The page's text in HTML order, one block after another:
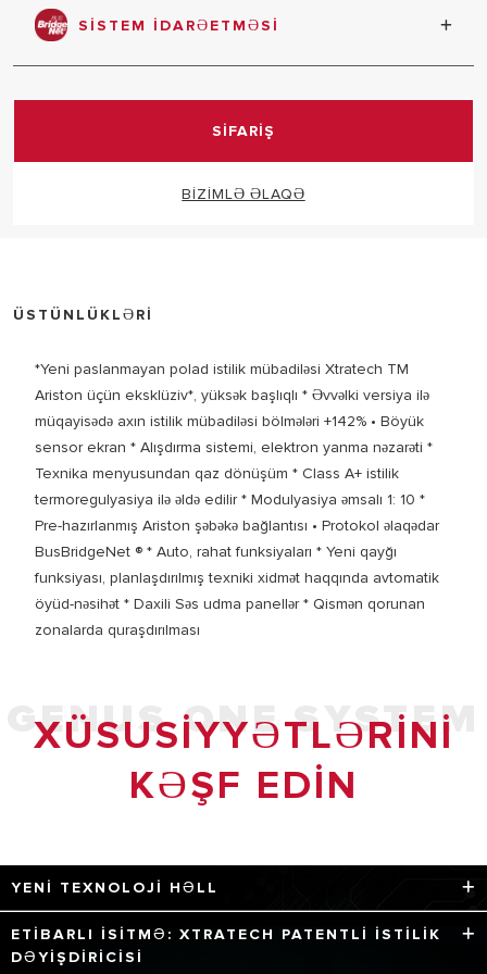
SISTEM IDARƏETMƏSI
Sistemin tam idarə olunmasını təmin etmək üçün yeni
SİFARİŞ
BİZİMLƏ ƏLAQƏ
ÜSTÜNLÜKLƏRİ
*Yeni paslanmayan polad istilik mübadiləsi Xtratech TM
Ariston üçün eksklüziv*, yüksək başlıqlı * Əvvəlki versiya ilə
müqayisədə axın istilik mübadiləsi bölmələri +142% • Böyük
sensor ekran * Alışdırma sistemi, elektron yanma nəzarəti *
Texnika menyusundan qaz dönüşüm * Class A+ istilik
termoregulyasiya ilə əldə edilir * Modulyasiya əmsalı 1: 10 *
Pre-hazırlanmış Ariston şəbəkə bağlantısı • Protokol əlaqədar
BusBridgeNet ® * Auto, rahat funksiyaları * Yeni qayğı
funksiyası, planlaşdırılmış texniki xidmət haqqında avtomatik
öyüd-nəsihət * Daxili Səs udma panellər * Qismən qorunan
zonalarda quraşdırılması
GENUS ONE SYSTEM
XÜSUSIYYƏTLƏRINI
KƏŞF EDIN
YENI TEXNOLOJI HƏLL
Maksimum məhsuldarlıq üçün dörd texnologiya.
ETIBARLI ISITMƏ: XTRATECH PATENTLI ISTILIK
DƏYIŞDIRICISI